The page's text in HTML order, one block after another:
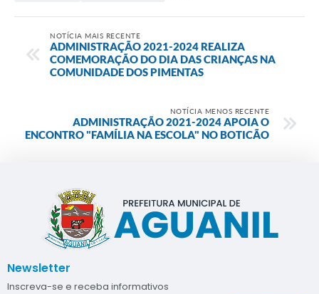
NOTÍCIA MAIS RECENTE
ADMINISTRAÇÃO 2021-2024 REALIZA
COMEMORAÇÃO DO DIA DAS CRIANÇAS NA
COMUNIDADE DOS PIMENTAS
NOTÍCIA MENOS RECENTE
ADMINISTRAÇÃO 2021-2024 APOIA O
ENCONTRO "FAMÍLIA NA ESCOLA" NO BOTICÃO
Newsletter
Inscreva-se e receba informativos